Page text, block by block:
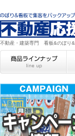
不動産・建築専門 看板&のぼり